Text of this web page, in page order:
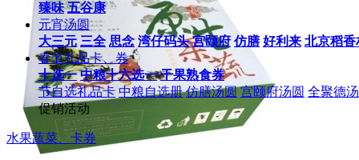
臻味 五谷康
元宵汤圆
大三元 三全 思念 湾仔码头 宫颐府 仿膳 好利来 北京稻香
春节礼品卡、券
十选一 中粮十六选一 干果熟食券
节自选礼品卡 中粮自选册 仿膳汤圆 宫颐府汤圆 全聚德
促销活动
水果蔬菜、卡券